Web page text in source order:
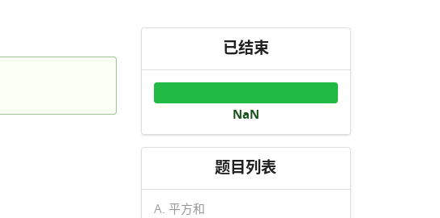
已结束
NaN
题目列表
A. 平方和